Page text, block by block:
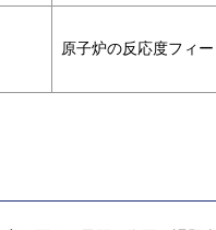
原子炉の反応度フィ